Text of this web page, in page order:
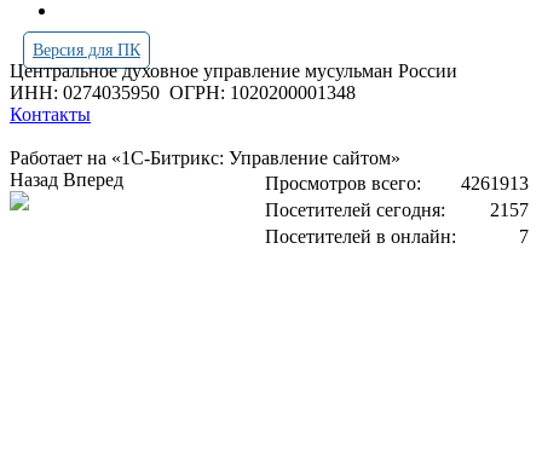
Версия для ПК
Центральное духовное управление мусульман России
ИНН: 0274035950 ОГРН: 1020200001348
Контакты
Работает на «1С-Битрикс: Управление сайтом»
Просмотров всего:
4261913
Посетителей сегодня:
2157
Посетителей в онлайн:
7
Назад Вперед